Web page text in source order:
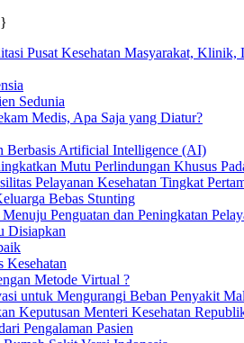
Pusat Kesehatan Masyarakat,
Sedunia
Medis, Apa Saja yang Diatur?
Berbasis Artificial Intelligence (AI)
Mutu Perlindungan Khusus
Pelayanan Kesehatan Tingkat
Bebas Stunting
Penguatan dan Peningkatan
Disiapkan
Kesehatan
Metode Virtual ?
untuk Mengurangi Beban Penyakit
Keputusan Menteri Kesehatan
Pengalaman Pasien